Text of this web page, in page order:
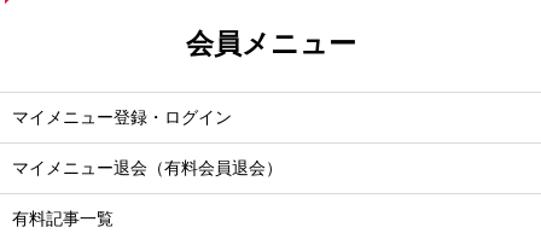
会員メニュー
マイメニュー登録・ログイン
マイメニュー退会（有料会員退会）
有料記事一覧